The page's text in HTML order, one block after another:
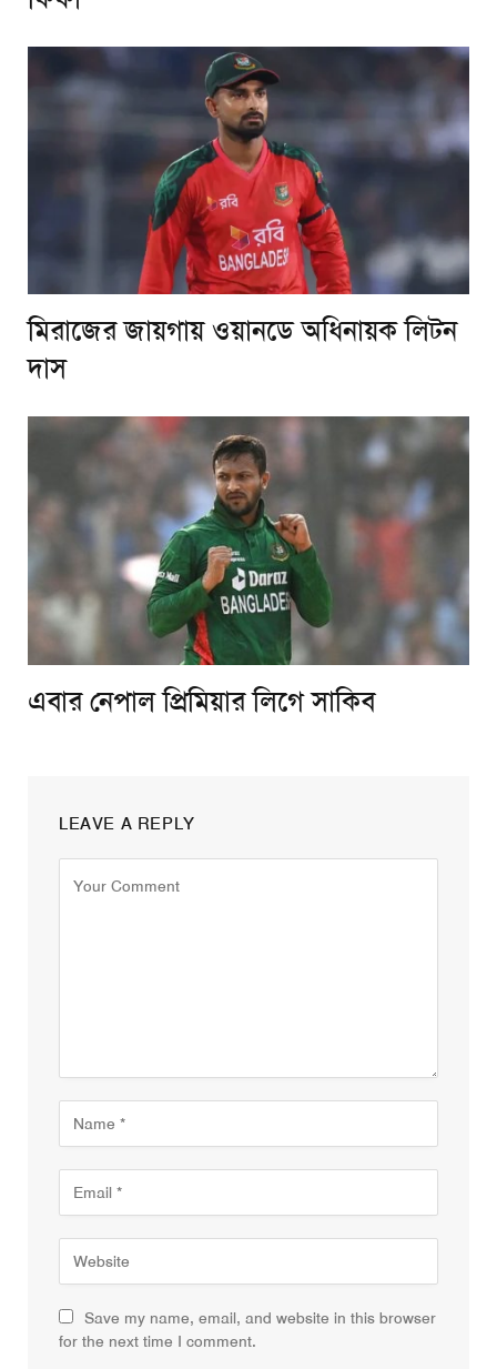
মিরাজের জায়গায় ওয়ানডে অধিনায়ক লিটন
দাস
এবার নেপাল প্রিমিয়ার লিগে সাকিব
LEAVE A REPLY
Save my name, email, and website in this browser
for the next time I comment.